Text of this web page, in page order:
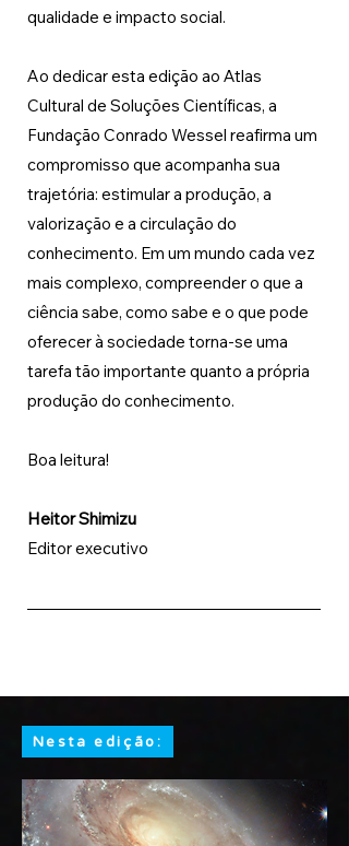
qualidade e impacto social.
Ao dedicar esta edição ao Atlas
Cultural de Soluções Científicas, a
Fundação Conrado Wessel reafirma um
compromisso que acompanha sua
trajetória: estimular a produção, a
valorização e a circulação do
conhecimento. Em um mundo cada vez
mais complexo, compreender o que a
ciência sabe, como sabe e o que pode
oferecer à sociedade torna-se uma
tarefa tão importante quanto a própria
produção do conhecimento.
Boa leitura!
Heitor Shimizu
Editor executivo
Nesta edição: